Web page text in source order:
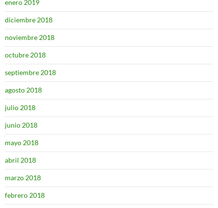
enero 2019
diciembre 2018
noviembre 2018
octubre 2018
septiembre 2018
agosto 2018
julio 2018
junio 2018
mayo 2018
abril 2018
marzo 2018
febrero 2018